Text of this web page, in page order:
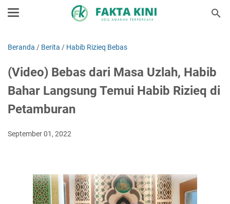
Beranda / Berita / Habib Rizieq Bebas
(Video) Bebas dari Masa Uzlah, Habib
Bahar Langsung Temui Habib Rizieq di
Petamburan
September 01, 2022